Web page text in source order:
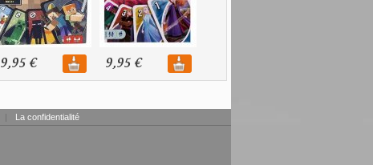
9,95 € 9,95 €
| La confidentialité